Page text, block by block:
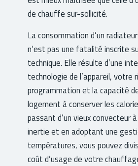
de chauffe sur-sollicité.
La consommation d’un
n’est pas une fatalité inscrite
technique. Elle résulte d’une
technologie de l’appareil, votre
programmation et la capacité
logement à conserver les
passant d’un vieux convecteur
inertie et en adoptant une
températures, vous pouvez
coût d’usage de votre